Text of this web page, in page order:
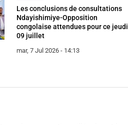
Les conclusions de consultations
Ndayishimiye-Opposition
congolaise attendues pour ce jeudi
09 juillet
mar, 7 Jul 2026 - 14:13